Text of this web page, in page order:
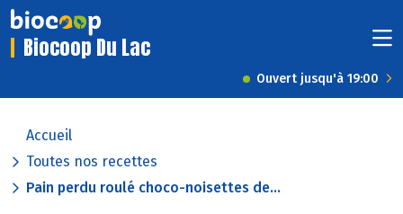
Biocoop Du Lac
Ouvert jusqu'à 19:00
Accueil
Toutes nos recettes
Pain perdu roulé choco-noisettes de...